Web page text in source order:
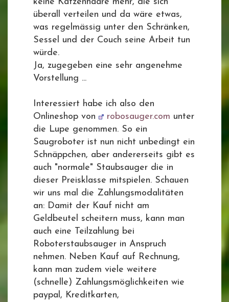
überall verteilen und da wäre etwas,
was regelmässig unter den Schränken,
Sessel und der Couch seine Arbeit tun
würde.
Ja, zugegeben eine sehr angenehme
Vorstellung ...
Interessiert habe ich also den
Onlineshop von
robosauger.com unter
die Lupe genommen. So ein
Saugroboter ist nun nicht unbedingt ein
Schnäppchen, aber andererseits gibt es
auch "normale" Staubsauger die in
dieser Preisklasse mitspielen. Schauen
wir uns mal die Zahlungsmodalitäten
an: Damit der Kauf nicht am
Geldbeutel scheitern muss, kann man
auch eine Teilzahlung bei
Roboterstaubsauger in Anspruch
nehmen. Neben Kauf auf Rechnung,
kann man zudem viele weitere
(schnelle) Zahlungsmöglichkeiten wie
paypal, Kreditkarten,